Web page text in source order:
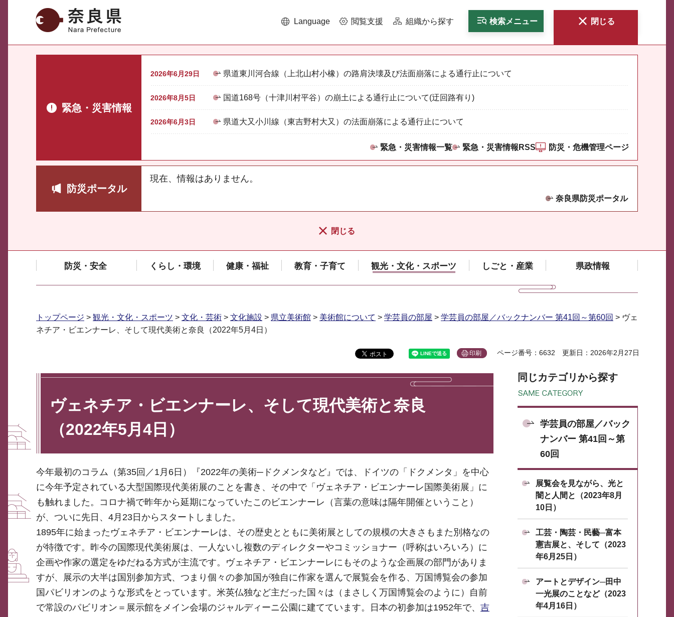
奈良県 Language 閲覧支援 組織から探す 検索メニュー 閉じる
緊急・災害情報
2026年6月29日 県道東川河合線（上北山村小橡）の路肩決壊及び法面崩落による通行止について
2026年8月5日 国道168号（十津川村平谷）の崩土による通行止について(迂回路有り)
2026年6月3日 県道大又小川線（東吉野村大又）の法面崩落による通行止について
緊急・災害情報一覧 緊急・災害情報RSS 防災・危機管理ページ
防災ポータル
現在、情報はありません。
奈良県防災ポータル
閉じる
防災・安全 くらし・環境 健康・福祉 教育・子育て 観光・文化・スポーツ しごと・産業 県政情報
トップページ > 観光・文化・スポーツ > 文化・芸術 > 文化施設 > 県立美術館 > 美術館について > 学芸員の部屋 > 学芸員の部屋／バックナンバー 第41回～第60回 > ヴェ
ネチア・ビエンナーレ、そして現代美術と奈良（2022年5月4日）
印刷 ページ番号：6632 更新日：2026年2月27日
ヴェネチア・ビエンナーレ、そして現代美術と奈良
（2022年5月4日）
今年最初のコラム（第35回／1月6日）『2022年の美術─ドクメンタなど』では、ドイツの「ドクメンタ」を中心
に今年予定されている大型国際現代美術展のことを書き、その中で「ヴェネチア・ビエンナーレ国際美術展」に
も触れました。コロナ禍で昨年から延期になっていたこのビエンナーレ（言葉の意味は隔年開催ということ）
が、ついに先日、4月23日からスタートしました。
1895年に始まったヴェネチア・ビエンナーレは、その歴史とともに美術展としての規模の大きさもまた別格なの
が特徴です。昨今の国際現代美術展は、一人ないし複数のディレクターやコミッショナー（呼称はいろいろ）に
企画や作家の選定をゆだねる方式が主流です。ヴェネチア・ビエンナーレにもそのような企画展の部門がありま
すが、展示の大半は国別参加方式、つまり個々の参加国が独自に作家を選んで展覧会を作る、万国博覧会の参加
国パビリオンのような形式をとっています。米英仏独など主だった国々は（まさしく万国博覧会のように）自前
で常設のパビリオン＝展示館をメイン会場のジャルディーニ公園に建てています。日本の初参加は1952年で、 吉
同じカテゴリから探す
学芸員の部屋／バック
ナンバー 第41回～第
60回
展覧会を見ながら、光と
闇と人間と（2023年8月
10日）
工芸・陶芸・民藝─富本
憲吉展と、そして（2023
年6月25日）
アートとデザイン─田中
一光展のことなど（2023
年4月16日）